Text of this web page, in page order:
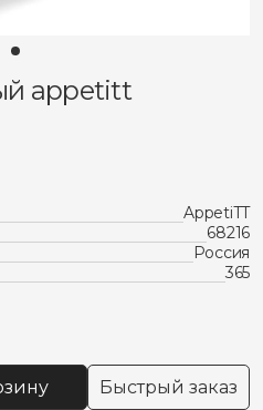
appetitt
AppetiTT
68216
Россия
365
Быстрый заказ